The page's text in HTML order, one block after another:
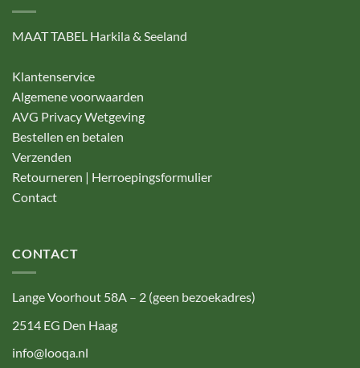
MAAT TABEL Harkila & Seeland
Klantenservice
Algemene voorwaarden
AVG Privacy Wetgeving
Bestellen en betalen
Verzenden
Retourneren | Herroepingsformulier
Contact
CONTACT
Lange Voorhout 58A – 2 (geen bezoekadres)
2514 EG Den Haag
info@looqa.nl